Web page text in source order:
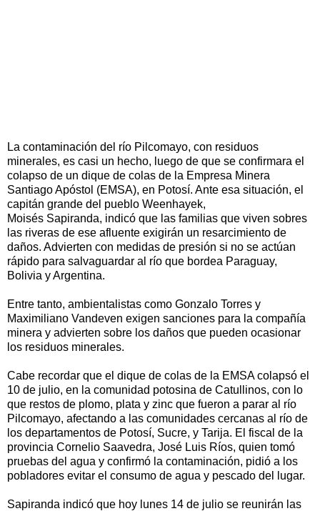
La contaminación del río Pilcomayo, con residuos
minerales, es casi un hecho, luego de que se confirmara el
colapso de un dique de colas de la Empresa Minera
Santiago Apóstol (EMSA), en Potosí. Ante esa situación, el
capitán grande del pueblo Weenhayek,
Moisés Sapiranda, indicó que las familias que viven sobres
las riveras de ese afluente exigirán un resarcimiento de
daños. Advierten con medidas de presión si no se actúan
rápido para salvaguardar al río que bordea Paraguay,
Bolivia y Argentina.
Entre tanto, ambientalistas como Gonzalo Torres y
Maximiliano Vandeven exigen sanciones para la compañía
minera y advierten sobre los daños que pueden ocasionar
los residuos minerales.
Cabe recordar que el dique de colas de la EMSA colapsó el
10 de julio, en la comunidad potosina de Catullinos, con lo
que restos de plomo, plata y zinc que fueron a parar al río
Pilcomayo, afectando a las comunidades cercanas al río de
los departamentos de Potosí, Sucre, y Tarija. El fiscal de la
provincia Cornelio Saavedra, José Luis Ríos, quien tomó
pruebas del agua y confirmó la contaminación, pidió a los
pobladores evitar el consumo de agua y pescado del lugar.
Sapiranda indicó que hoy lunes 14 de julio se reunirán las